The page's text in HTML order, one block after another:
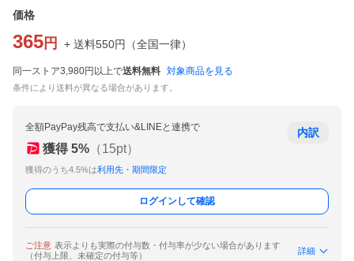
価格
365 円 + 送料550円 （全国一律）
同一ストア3,980円以上で送料無料 対象商品を見る
条件により送料が異なる場合があります。
全額PayPay残高で支払い&LINEと連携で
獲得 5% （15pt）
獲得のうち4.5%は利用先・期間限定
内訳
ログインして確認
ご注意 表示よりも実際の付与数・付与率が少ない場合があります
（付与上限、未確定の付与等）
詳細